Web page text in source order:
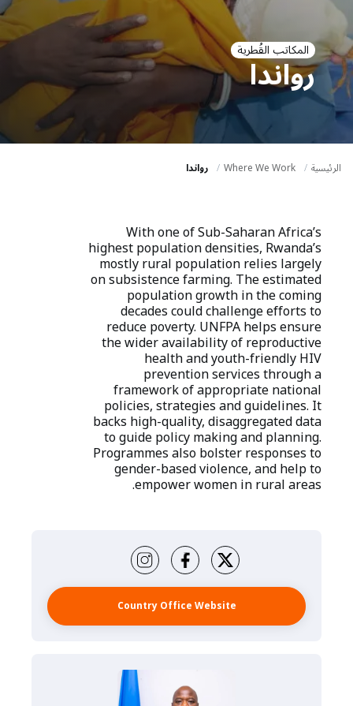
t
i
o
n
المكاتب القُطرية
رواندا
الرئيسية Where We Work رواندا
With one of Sub-Saharan Africa’s
highest population densities, Rwanda’s
mostly rural population relies largely
on subsistence farming. The estimated
population growth in the coming
decades could challenge efforts to
reduce poverty. UNFPA helps ensure
the wider availability of reproductive
health and youth-friendly HIV
prevention services through a
framework of appropriate national
policies, strategies and guidelines. It
backs high-quality, disaggregated data
to guide policy making and planning.
Programmes also bolster responses to
gender-based violence, and help to
empower women in rural areas.
Country Office Website